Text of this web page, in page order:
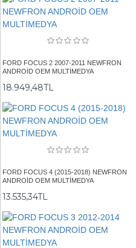
FORD FOCUS 2 2007-2011 NEWFRON
ANDROİD OEM MULTİMEDYA
18.949,48TL
FORD FOCUS 4 (2015-2018) NEWFRON
ANDROİD OEM MULTİMEDYA
13.535,34TL